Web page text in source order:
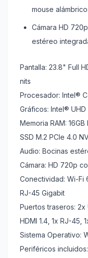
mouse
Cámara HD
estéreo
Pantalla: 23.8" Full
nits
Procesador: Intel®
Gráficos: Intel®
Memoria RAM:
SSD M.2 PCIe 4.0
Audio: Bocinas
Cámara: HD 720p
Conectividad: Wi-Fi
RJ-45 Gigabit
Puertos traseros: 2x
HDMI 1.4, 1x RJ-45,
Sistema Operativo:
Periféricos